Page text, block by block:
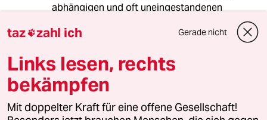
abhängigen und oft uneingestandenen
Vollzeitarbeit und eines durchschnittlichen
Brutto-Stundenlohns von 15 Euro, um nach 35.
Jahren - in der gesetzlichen
Rentenversicherung - eine eigenständige
Armutsrente in Höhe von mtl. ca. 700 Euro
taz zahl ich Gerade nicht
Links lesen, rechts
bekämpfen
Mit doppelter Kraft für eine offene Gesellschaft!